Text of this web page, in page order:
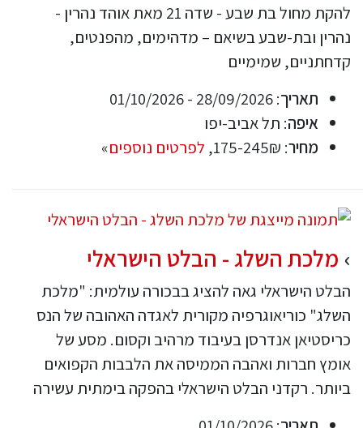
להקת מחול בת שבע - שדה 21 מאת אוהד נהרין -
נהרין ובת-שבע בשיאם – מדהימים, מהפנטים,
קדחתניים, שמימיים
תאריך: 28/09/2026 - 01/10/2026
איפה: תל אביב-יפו
מחיר: 175-245₪, לפרטים נוספים»
מלכת השלג - הבלט הישראלי
הבלט הישראלי גאה להציג בבכורה עולמית: "מלכת
השלג" כוריאוגרפיה מקורית לאגדה האהובה של הנס
כריסטיאן אנדרסן בעיבוד מרהיב וקסום. מסע של
אומץ חברות ואהבה הממיסה את הלבבות הקפואים
ביותר. רקדני הבלט הישראלי בהפקה בימתית עשירה